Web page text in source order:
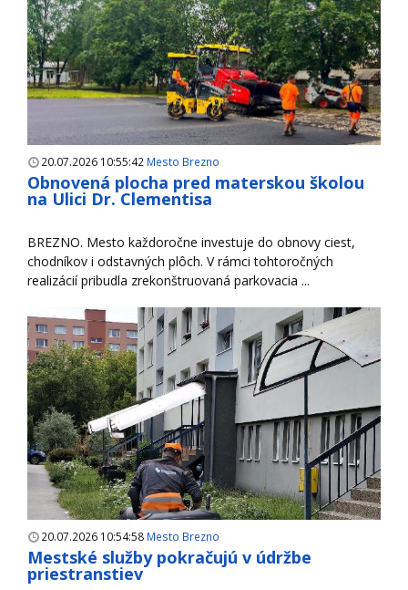
20.07.2026 10:55:42 Mesto Brezno
Obnovená plocha pred materskou školou
na Ulici Dr. Clementisa
BREZNO. Mesto každoročne investuje do obnovy ciest,
chodníkov i odstavných plôch. V rámci tohtoročných
realizácií pribudla zrekonštruovaná parkovacia ...
20.07.2026 10:54:58 Mesto Brezno
Mestské služby pokračujú v údržbe
priestranstiev